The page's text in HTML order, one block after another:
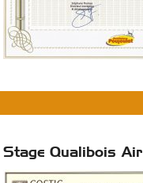
Stage Qualibois Air